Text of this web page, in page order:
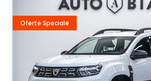
Oferte Speciale